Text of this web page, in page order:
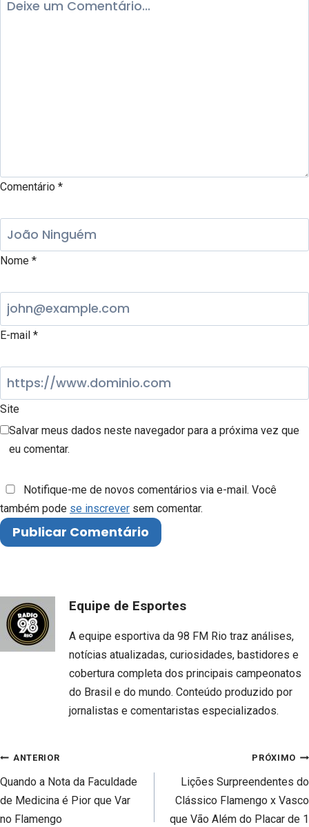
Comentário *
Nome *
E-mail *
Site
Salvar meus dados neste navegador para a próxima vez que
eu comentar.
Notifique-me de novos comentários via e-mail. Você
também pode se inscrever sem comentar.
Equipe de Esportes
A equipe esportiva da 98 FM Rio traz análises,
notícias atualizadas, curiosidades, bastidores e
cobertura completa dos principais campeonatos
do Brasil e do mundo. Conteúdo produzido por
jornalistas e comentaristas especializados.
Navegação
de
Post
ANTERIOR
Quando a Nota da Faculdade
de Medicina é Pior que Var
no Flamengo
PRÓXIMO
Lições Surpreendentes do
Clássico Flamengo x Vasco
que Vão Além do Placar de 1